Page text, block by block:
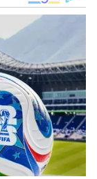
usia-dini